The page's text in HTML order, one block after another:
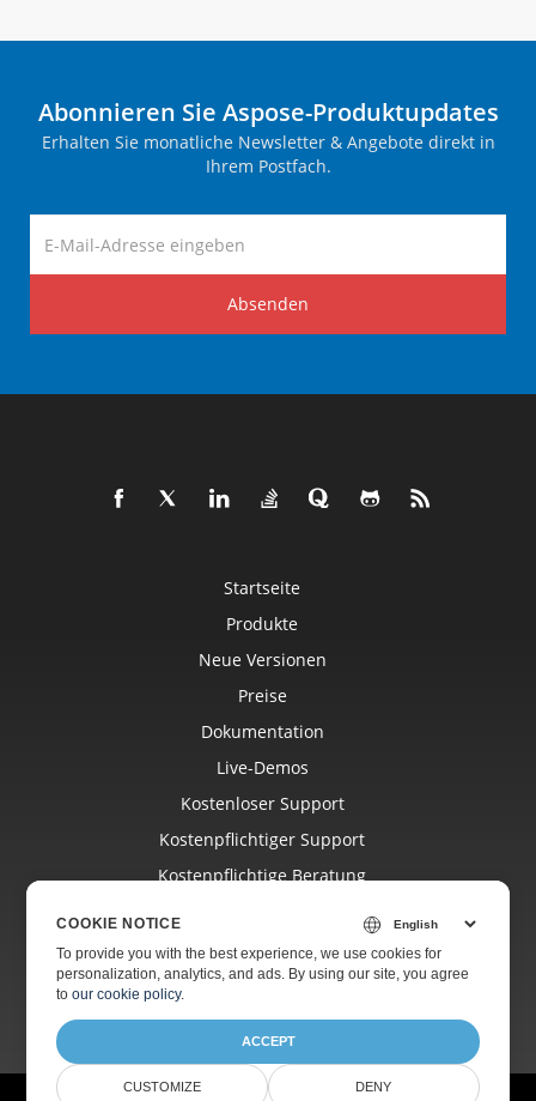
Abonnieren Sie Aspose-Produktupdates
Erhalten Sie monatliche Newsletter & Angebote direkt in
Ihrem Postfach.
Absenden
Startseite
Produkte
Neue Versionen
Preise
Dokumentation
Live-Demos
Kostenloser Support
Kostenpflichtiger Support
Kostenpflichtige Beratung
Websites
Über Uns
COOKIE NOTICE
To provide you with the best experience, we use cookies for
personalization, analytics, and ads. By using our site, you agree
toour cookie policy.
ACCEPT
CUSTOMIZE DENY